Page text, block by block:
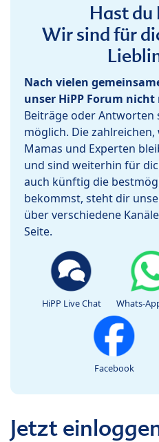
Hast du
Wir sind für
Nach vielen
unser HiPP Forum
Beiträge oder Antworten
möglich. Die
Mamas und Experten
und sind weiterhin für
auch künftig die
bekommst, steht dir
über verschiedene
Seite.
HiPP Live Chat Whats-
Facebook
Jetzt